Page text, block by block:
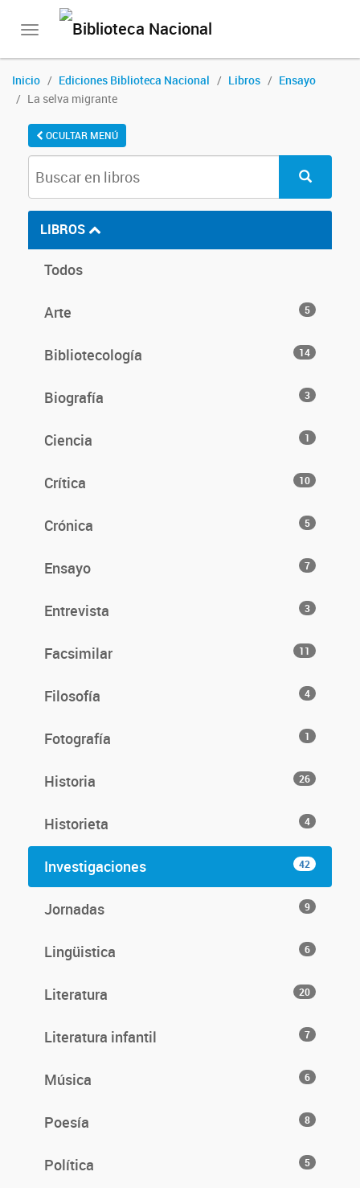
Toggle
Inicio Ediciones Biblioteca Nacional Libros
Ensayo
La selva migrante
OCULTAR MENÚ
LIBROS
Todos
Arte 5
Bibliotecología 14
Biografía 3
Ciencia 1
Crítica 10
Crónica 5
Ensayo 7
Entrevista 3
Facsimilar 11
Filosofía 4
Fotografía 1
Historia 26
Historieta 4
Investigaciones 42
Jornadas 9
Lingüistica 6
Literatura 20
Literatura infantil 7
Música 6
Poesía 8
Política 5